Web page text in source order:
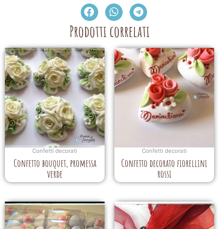
Prodotti correlati
Confetti decorati
Confetto bouquet, promessa
verde
Confetti decorati
Confetto decorato fiorellini
rossi